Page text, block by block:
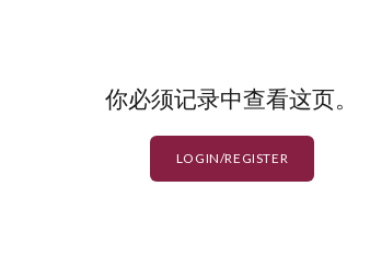
你必须记录中查看这页。
LOGIN/REGISTER